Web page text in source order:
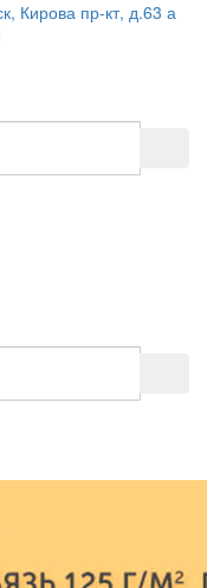
Кирова пр-кт, д.63 а